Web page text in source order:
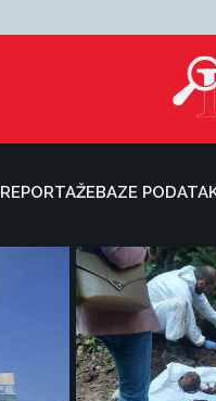
REPORTAŽEBAZE